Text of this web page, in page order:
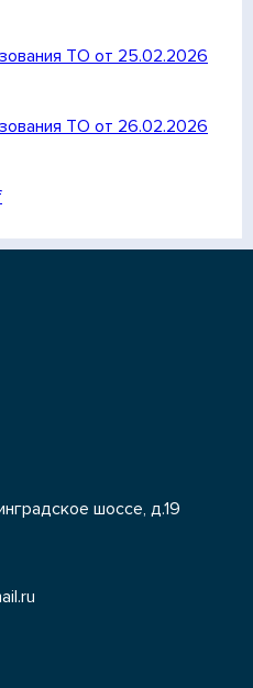
ТО от 25.02.2026
ТО от 26.02.2026
шоссе, д.19